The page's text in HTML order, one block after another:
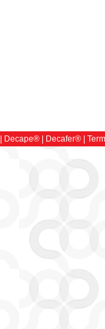
Decape® | Decafer®